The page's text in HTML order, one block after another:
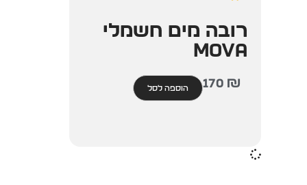
רובה מים חשמלי
MOVA
170 ₪ הוספה לסל